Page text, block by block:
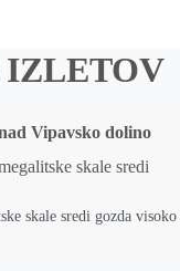
IZLETOV
Vipavsko dolino
skale sredi gozda visoko